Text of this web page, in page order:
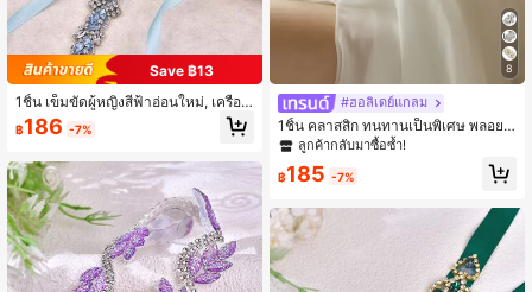
Save ฿13
1ชิ้น เข็มขัดผู้หญิงสีฟ้าอ่อนใหม่, เครื่อง
ประดับงานแต่งงานสไตล์ยุโรปและอเม
ริกา, เหมาะสำหรับชุดราตรี, ปาร์ตี้, คอ
฿186 -7%
8
#ฮอลิเดย์แกลม
1ชิ้น คลาสสิก ทนทานเป็นพิเศษ พลอยเ
ทียมประดับลูกปัดและผ้าซาตินสีแชมเป
ญริบบิ้นคาดเอวสำหรับเจ้าสาว, เข็มขัด
ชุดแต่งงาน เครื่องประดับวันคริสต์มาส
ลูกค้ากลับมาซื้อซ้ำ!
฿185 -7%